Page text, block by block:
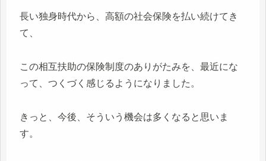
長い独身時代から、高額の社会保険を払い続けてき
て、
この相互扶助の保険制度のありがたみを、最近にな
って、つくづく感じるようになりました。
きっと、今後、そういう機会は多くなると思いま
す。